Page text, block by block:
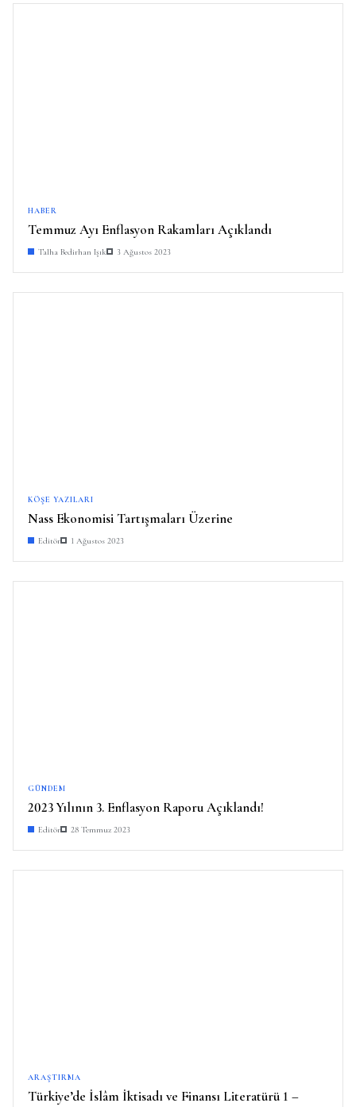
HABER
Temmuz Ayı Enflasyon Rakamları Açıklandı
Talha Bedirhan Işık 3 Ağustos 2023
KÖŞE YAZILARI
Nass Ekonomisi Tartışmaları Üzerine
Editör 1 Ağustos 2023
GÜNDEM
2023 Yılının 3. Enflasyon Raporu Açıklandı!
Editör 28 Temmuz 2023
ARAŞTIRMA
Türkiye’de İslâm İktisadı ve Finansı Literatürü 1 –